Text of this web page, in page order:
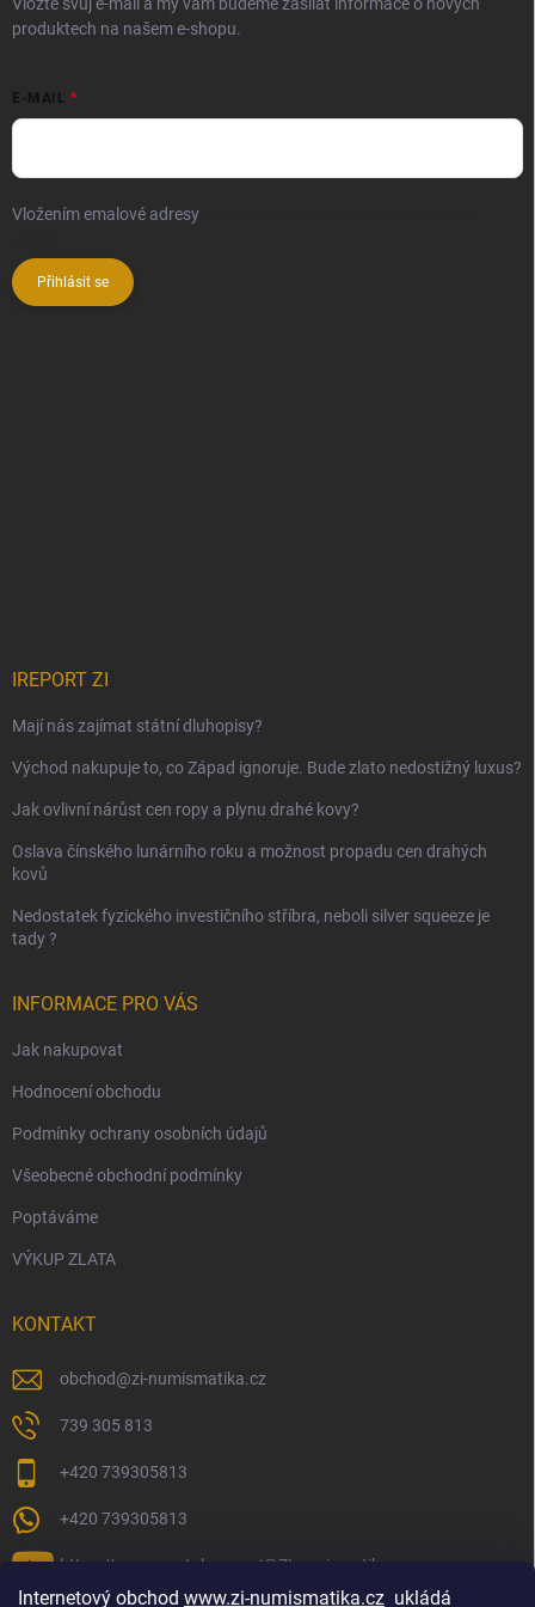
Internetový obchod www.zi-numismatika.cz ukládá
Vložte svůj e-mail a my vám budeme zasílat informace o nových
produktech na našem e-shopu.
E-MAIL
Vložením emalové adresy
Přihlásit se
IREPORT ZI
Mají nás zajímat státní dluhopisy?
Východ nakupuje to, co Západ ignoruje. Bude zlato nedostižný luxus?
Jak ovlivní nárůst cen ropy a plynu drahé kovy?
Oslava čínského lunárního roku a možnost propadu cen drahých
kovů
Nedostatek fyzického investičního stříbra, neboli silver squeeze je
tady ?
INFORMACE PRO VÁS
Jak nakupovat
Hodnocení obchodu
Podmínky ochrany osobních údajů
Všeobecné obchodní podmínky
Poptáváme
VÝKUP ZLATA
KONTAKT
obchod@zi-numismatika.cz
739 305 813
+420 739305813
+420 739305813
https://www.youtube.com/@ZInumismatika